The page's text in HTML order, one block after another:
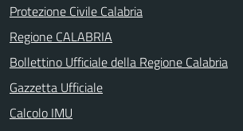
Protezione Civile Calabria
Regione CALABRIA
Bollettino Ufficiale della Regione Calabria
Gazzetta Ufficiale
Calcolo IMU